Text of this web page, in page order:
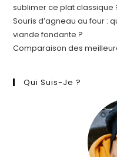
sublimer ce plat classique
Souris d’agneau au four :
viande fondante ?
Comparaison des
Qui Suis-Je ?